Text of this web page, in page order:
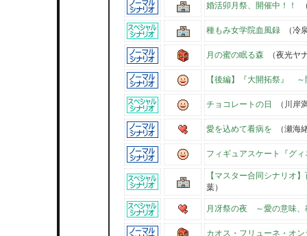
婚活卯月祭、開催中！！
種もみ女学院血風録 （冷
月の蜜の眠る森 （夜光ヤ
【後編】『大開拓祭』 ～
チョコレートの日 （川岸
愛を込めて看病を （瀬海
フィギュアスケート『グ
【マスター合同シナリオ
葉）
月冴祭の夜 ～愛の意味、
カオス・フリューネ・オン